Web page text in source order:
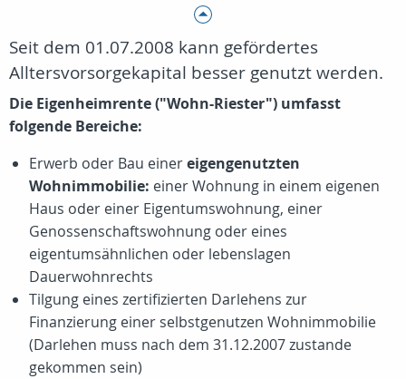
Seit dem 01.07.2008 kann gefördertes
Alltersvorsorgekapital besser genutzt werden.
Die Eigenheimrente ("Wohn-Riester") umfasst
folgende Bereiche:
Erwerb oder Bau einereigengenutzten
Wohnimmobilie: einer Wohnung in einem eigenen
Haus oder einer Eigentumswohnung, einer
Genossenschaftswohnung oder eines
eigentumsähnlichen oder lebenslagen
Dauerwohnrechts
Tilgung eines zertifizierten Darlehens zur
Finanzierung einer selbstgenutzen Wohnimmobilie
(Darlehen muss nach dem 31.12.2007 zustande
gekommen sein)